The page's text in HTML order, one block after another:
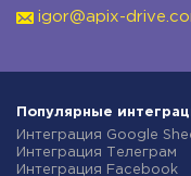
igor@apix-
Популярные
Интеграция Google
Интеграция Телеграм
Интеграция Facebook